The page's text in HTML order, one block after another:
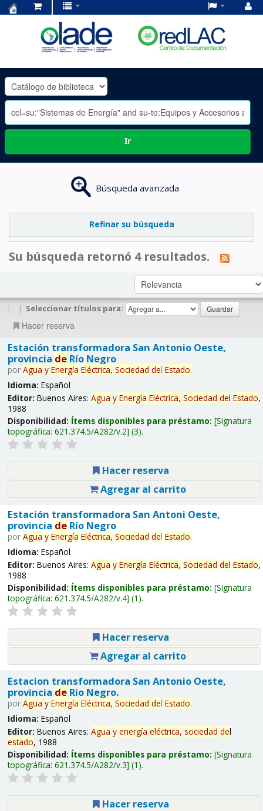
OLADE
-
Ir
Búsqueda avanzada
Refinar su búsqueda
Su búsqueda retornó 4 resultados.
| | Seleccionar títulos para:
Hacer reserva
Estación transformadora San Antonio Oeste,
provincia deRío Negro
por Agua y Energía Eléctrica, Sociedad del Estado.
Idioma: Español
Editor: Buenos Aires: Agua y Energía Eléctrica, Sociedad del Estado,
1988
Disponibilidad: Ítems disponibles para préstamo: Signatura
topográfica: 621.374.5/A282/v.2 (3).
Hacer reserva
Agregar al carrito
Estación transformadora San Antoni Oeste,
provincia deRío Negro
por Agua y Energía Eléctrica, Sociedad del Estado.
Idioma: Español
Editor: Buenos Aires: Agua y Energía Eléctrica, Sociedad del Estado,
1988
Disponibilidad: Ítems disponibles para préstamo: Signatura
topográfica: 621.374.5/A282/v.4 (1).
Hacer reserva
Agregar al carrito
Estacion transformadora San Antonio Oeste,
provincia deRío Negro.
por Agua y Energía Eléctrica, Sociedad del Estado.
Idioma: Español
Editor: Buenos Aires: Agua y energía eléctrica, sociedad del
estado, 1988
Disponibilidad: Ítems disponibles para préstamo: Signatura
topográfica: 621.374.5/A282/v.3 (1).
Hacer reserva